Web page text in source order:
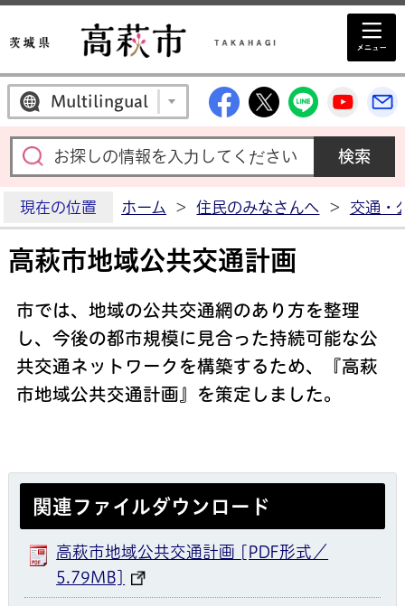
Multilingual 高萩市公式
高萩市公式X
高萩市
高
現在の位置 ホーム > 住民のみなさんへ > 交通・
高萩市地域公共交通計画
市では、地域の公共交通網のあり方を整理
し、今後の都市規模に見合った持続可能な公
共交通ネットワークを構築するため、『高萩
市地域公共交通計画』を策定しました。
関連ファイルダウンロード
高萩市地域公共交通計画 [PDF形式／
5.79MB]